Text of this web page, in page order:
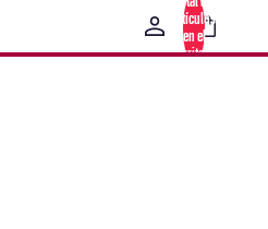
artículos
en el
carrito: 0